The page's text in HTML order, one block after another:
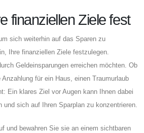
finanziellen Ziele fest
sich weiterhin auf das Sparen zu
Ihre finanziellen Ziele festzulegen.
Geldeinsparungen erreichen möchten. Ob
für ein Haus, einen Traumurlaub
Ein klares Ziel vor Augen kann Ihnen dabei
und sich auf Ihren Sparplan zu konzentrieren.
und bewahren Sie sie an einem sichtbaren